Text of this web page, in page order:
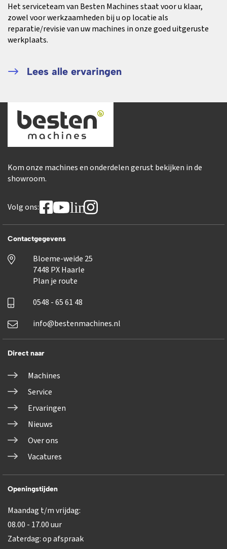
Het serviceteam van Besten Machines staat voor u klaar,
zowel voor werkzaamheden bij u op locatie als
reparatie/revisie van uw machines in onze goed uitgeruste
werkplaats.
Lees alle ervaringen
Kom onze machines en onderdelen gerust bekijken in de
showroom.
Volg ons: linkedin
Contactgegevens
Bloeme-weide 25
7448 PX Haarle
Plan je route
0548 - 65 61 48
info@bestenmachines.nl
Direct naar
Machines
Service
Ervaringen
Nieuws
Over ons
Vacatures
Openingstijden
Maandag t/m vrijdag:
08.00 - 17.00 uur
Zaterdag: op afspraak